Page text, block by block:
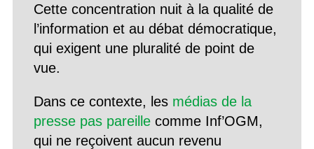
Cette concentration nuit à la qualité de
l’information et au débat démocratique,
qui exigent une pluralité de point de
vue.
Dans ce contexte, les médias de la
presse pas pareillecomme Inf’OGM,
qui ne reçoivent aucun revenu